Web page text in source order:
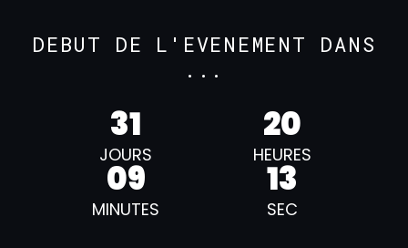
DEBUT DE L'EVENEMENT DANS
...
31
JOURS
20
HEURES
09
MINUTES
12
SEC